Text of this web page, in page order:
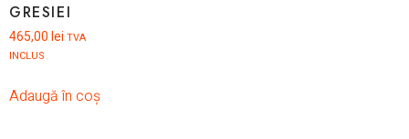
GRESIEI
465,00 lei TVA
INCLUS
Adaugă în coș